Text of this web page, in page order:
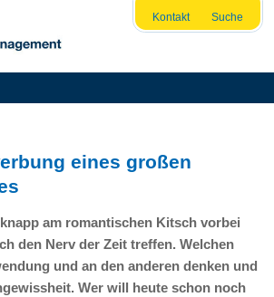
Kontakt Suche
eines großen
am romantischen Kitsch vorbei
den Nerv der Zeit treffen. Welchen
und an den anderen denken und
Wer will heute schon noch